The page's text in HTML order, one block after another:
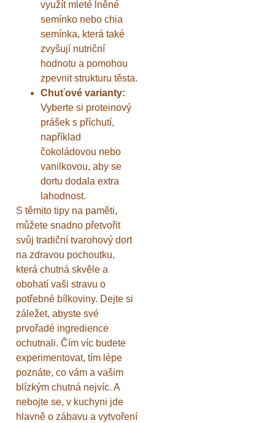
využít mleté lněné
semínko nebo chia
semínka, která také
zvyšují nutriční
hodnotu a pomohou
zpevnit strukturu těsta.
Chuťové varianty:
Vyberte si proteinový
prášek s příchutí,
například
čokoládovou nebo
vanilkovou, aby se
dortu dodala extra
lahodnost.
S těmito tipy na paměti,
můžete snadno přetvořit
svůj tradiční tvarohový dort
na zdravou pochoutku,
která chutná skvěle a
obohatí vaši stravu o
potřebné bílkoviny. Dejte si
záležet, abyste své
prvořadé ingredience
ochutnali. Čím víc budete
experimentovat, tím lépe
poznáte, co vám a vašim
blízkým chutná nejvíc. A
nebojte se, v kuchyni jde
hlavně o zábavu a vytvoření